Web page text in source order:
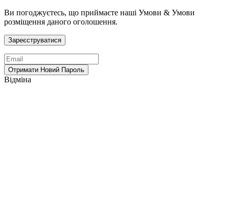
Ви погоджуєтесь, що приймаєте наші Умови & Умови
розміщення даного оголошення.
Відміна